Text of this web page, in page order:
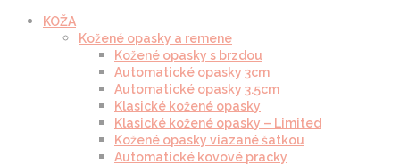
KOŽA
Kožené opasky a remene
Kožené opasky s brzdou
Automatické opasky 3cm
Automatické opasky 3.5cm
Klasické kožené opasky
Klasické kožené opasky – Limited
Kožené opasky viazané šatkou
Automatické kovové pracky